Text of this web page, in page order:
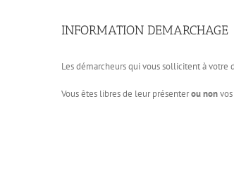
INFORMATION DEMARCHAGE
Les démarcheurs qui vous sollicitent à
Vous êtes libres de leur présenterou non